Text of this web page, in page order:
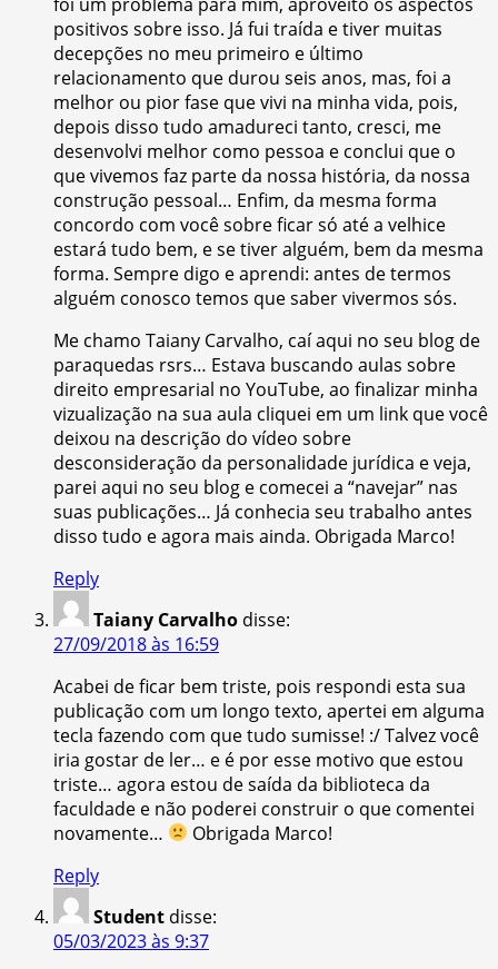
positivos sobre isso. Já fui traída e tiver muitas
decepções no meu primeiro e último
relacionamento que durou seis anos, mas, foi a
melhor ou pior fase que vivi na minha vida, pois,
depois disso tudo amadureci tanto, cresci, me
desenvolvi melhor como pessoa e conclui que o
que vivemos faz parte da nossa história, da nossa
construção pessoal… Enfim, da mesma forma
concordo com você sobre ficar só até a velhice
estará tudo bem, e se tiver alguém, bem da mesma
forma. Sempre digo e aprendi: antes de termos
alguém conosco temos que saber vivermos sós.
Me chamo Taiany Carvalho, caí aqui no seu blog de
paraquedas rsrs… Estava buscando aulas sobre
direito empresarial no YouTube, ao finalizar minha
vizualização na sua aula cliquei em um link que você
deixou na descrição do vídeo sobre
desconsideração da personalidade jurídica e veja,
parei aqui no seu blog e comecei a “navejar” nas
suas publicações… Já conhecia seu trabalho antes
disso tudo e agora mais ainda. Obrigada Marco!
Reply
Taiany Carvalho disse:
27/09/2018 às 16:59
Acabei de ficar bem triste, pois respondi esta sua
publicação com um longo texto, apertei em alguma
tecla fazendo com que tudo sumisse! :/ Talvez você
iria gostar de ler… e é por esse motivo que estou
triste… agora estou de saída da biblioteca da
faculdade e não poderei construir o que comentei
novamente…
Obrigada Marco!
Reply
Student disse:
05/03/2023 às 9:37